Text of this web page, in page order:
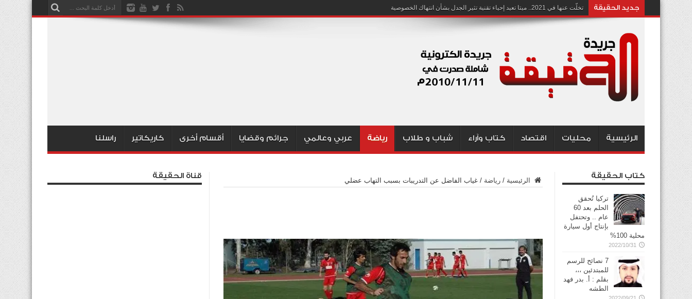
جديد الحقيقة تخلّت عنها في 2021.. ميتا تعيد إحياء تقنية تثير الجدل بشأن انتهاك الخصوصية
الرئيسية محليات اقتصاد كتاب وآراء شباب و طلاب رياضة عربي وعالمي جرائم وقضايا أقسام أخرى كاريكاتير راسلنا
الرئيسية / رياضة / غياب الفاضل عن التدريبات بسبب التهاب عضلي
كتاب الحقيقة
تركيا تُحقق
الحلم بعد 60
عام .. وتحتفل
بإنتاج أول سيارة
محلية 100%
2022/10/31
7 نصائح للرسم
للمبتدئين ،،،
بقلم : أ. بدر فهد
الطشه
قناة الحقيقة